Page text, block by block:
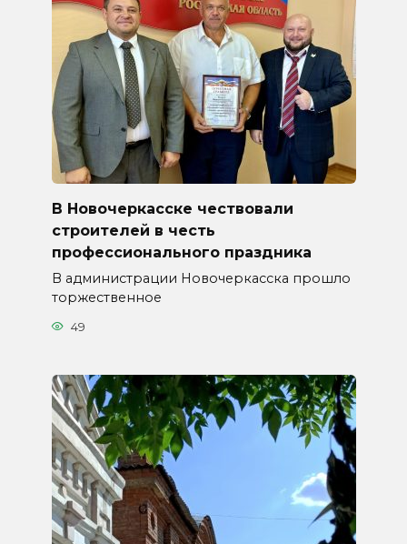
В Новочеркасске чествовали
строителей в честь
профессионального праздника
В администрации Новочеркасска прошло
торжественное
49